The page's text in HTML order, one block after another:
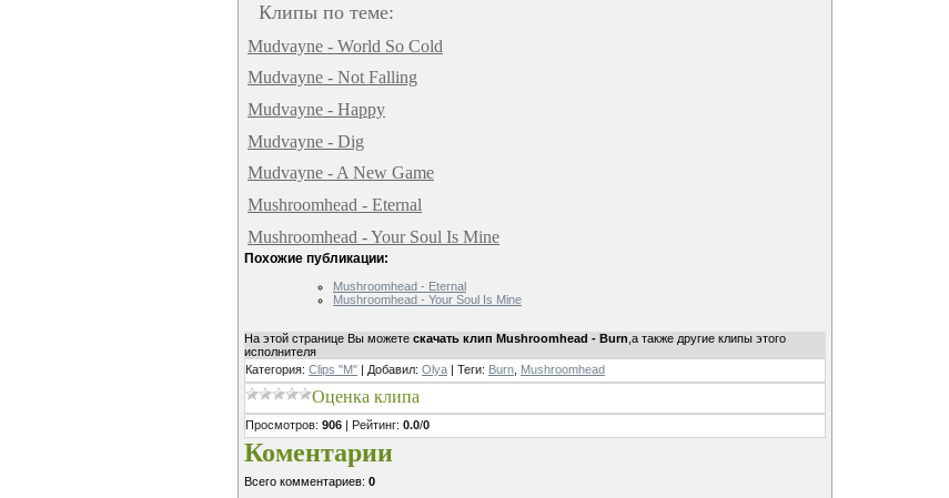
Клипы по теме:
Mudvayne - World So Cold
Mudvayne - Not Falling
Mudvayne - Happy
Mudvayne - Dig
Mudvayne - A New Game
Mushroomhead - Eternal
Mushroomhead - Your Soul Is Mine
Похожие публикации:
Mushroomhead - Eternal
Mushroomhead - Your Soul Is Mine
На этой странице Вы можете скачать клип Mushroomhead - Burn ,а также другие клипы этого
исполнителя
Категория: Clips "M" | Добавил: Olya | Теги: Burn Mushroomhead
Оценка клипа
Просмотров: 906 | Рейтинг: 0.0/0
Коментарии
Всего комментариев: 0